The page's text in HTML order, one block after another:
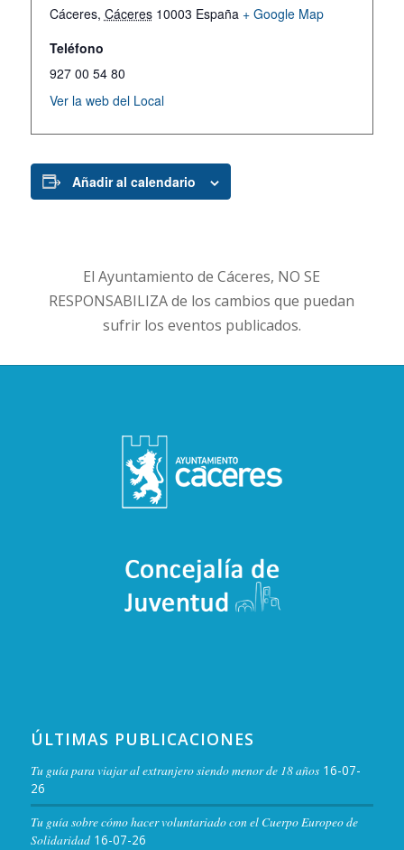
Cáceres, Cáceres 10003 España + Google Map
Teléfono
927 00 54 80
Ver la web del Local
Añadir al calendario
El Ayuntamiento de Cáceres, NO SE
RESPONSABILIZA de los cambios que puedan
sufrir los eventos publicados.
ÚLTIMAS PUBLICACIONES
Tu guía para viajar al extranjero siendo menor de 18 años 16-07-
26
Tu guía sobre cómo hacer voluntariado con el Cuerpo Europeo de
Solidaridad 16-07-26